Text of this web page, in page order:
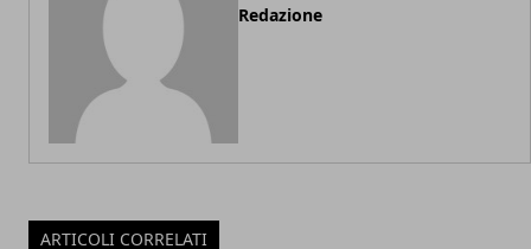
Redazione
ARTICOLI CORRELATI